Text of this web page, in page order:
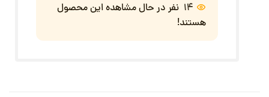
14 نفر در حال مشاهده این محصول
هستند!